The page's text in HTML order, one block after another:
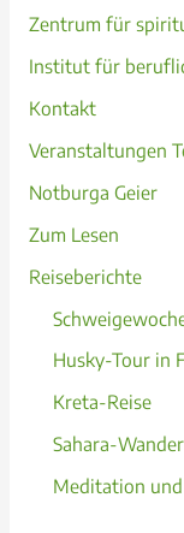
Zentrum für
Institut für
Kontakt
Veranstaltungen
Notburga Geier
Zum Lesen
Reiseberichte
Husky-Tour in
Kreta-Reise
Sahara-
Meditation